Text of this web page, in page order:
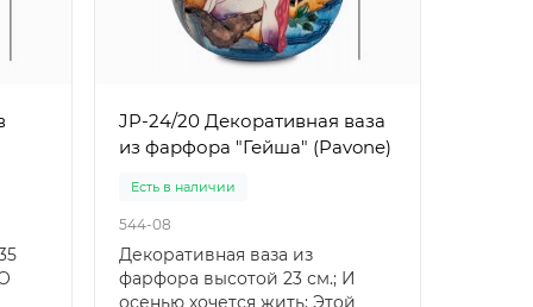
JP-24/20 Декоративная ваза
из фарфора "Гейша" (Pavone)
Есть в наличии
544-08
Декоративная ваза из
фарфора высотой 23 см.; И
осенью хочется жить; Этой